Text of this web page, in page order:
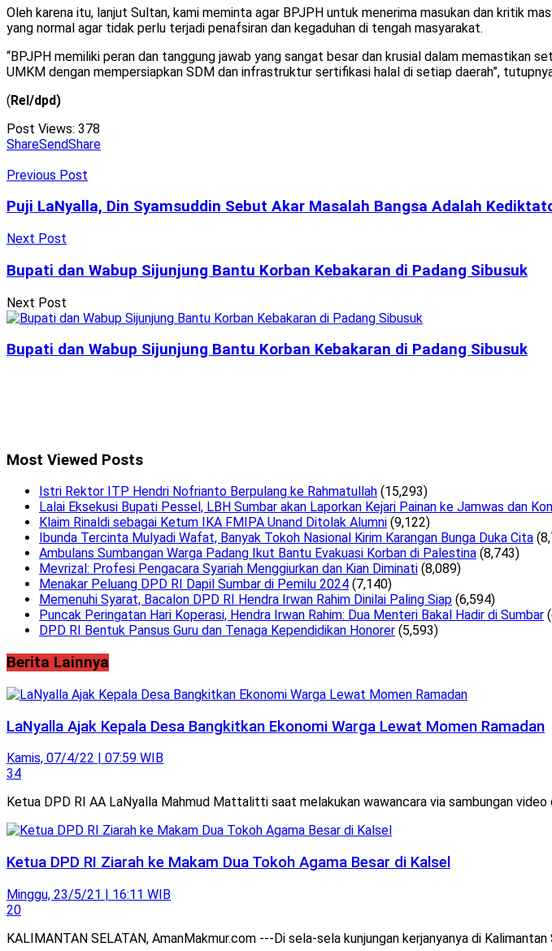
Oleh karena itu, lanjut Sultan, kami meminta agar BPJPH untuk menerima masukan dan kritik
yang normal agar tidak perlu terjadi penafsiran dan kegaduhan di tengah masyarakat.
“BPJPH memiliki peran dan tanggung jawab yang sangat besar dan krusial dalam memastikan
UMKM dengan mempersiapkan SDM dan infrastruktur sertifikasi halal di setiap daerah”,
(Rel/dpd)
Post Views: 378
ShareSendShare
Previous Post
Puji LaNyalla, Din Syamsuddin Sebut Akar Masalah Bangsa Adalah
Next Post
Bupati dan Wabup Sijunjung Bantu Korban Kebakaran di Padang Sibusuk
Next Post
Bupati dan Wabup Sijunjung Bantu Korban Kebakaran di Padang Sibusuk
Most Viewed Posts
Istri Rektor ITP Hendri Nofrianto Berpulang ke Rahmatullah (15,293)
Lalai Eksekusi Bupati Pessel, LBH Sumbar akan Laporkan Kejari Painan ke Jamwas dan
Klaim Rinaldi sebagai Ketum IKA FMIPA Unand Ditolak Alumni (9,122)
Ibunda Tercinta Mulyadi Wafat, Banyak Tokoh Nasional Kirim Karangan Bunga Duka Cita
Ambulans Sumbangan Warga Padang Ikut Bantu Evakuasi Korban di Palestina (8,743)
Mevrizal: Profesi Pengacara Syariah Menggiurkan dan Kian Diminati (8,089)
Menakar Peluang DPD RI Dapil Sumbar di Pemilu 2024 (7,140)
Memenuhi Syarat, Bacalon DPD RI Hendra Irwan Rahim Dinilai Paling Siap (6,594)
Puncak Peringatan Hari Koperasi, Hendra Irwan Rahim: Dua Menteri Bakal Hadir di Sumbar
DPD RI Bentuk Pansus Guru dan Tenaga Kependidikan Honorer (5,593)
Berita Lainnya
LaNyalla Ajak Kepala Desa Bangkitkan Ekonomi Warga Lewat Momen Ramadan
Kamis, 07/4/22 | 07:59 WIB
34
Ketua DPD RI AA LaNyalla Mahmud Mattalitti saat melakukan wawancara via sambungan
Ketua DPD RI Ziarah ke Makam Dua Tokoh Agama Besar di Kalsel
Minggu, 23/5/21 | 16:11 WIB
20
KALIMANTAN SELATAN, AmanMakmur.com ---Di sela-sela kunjungan kerjanyanya di